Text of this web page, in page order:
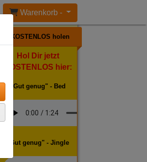
Warenkorb -
KOSTENLOS holen
Hol Dir jetzt
KOSTENLOS hier:
"Gut genug" - Bed
"Gut genug" - Jingle